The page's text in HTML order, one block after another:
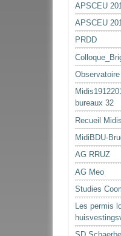
APSCEU
APSCEU
PRDD
bureaux 32
Recueil
MidiBDU-
AG RRUZ
AG Meo
Studies
Les permis